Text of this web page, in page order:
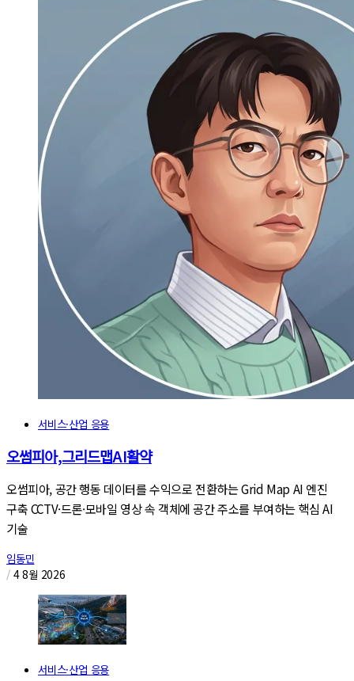
서비스·산업 응용
오썸피아,그리드맵AI활약
오썸피아, 공간 행동 데이터를 수익으로 전환하는 Grid Map AI 엔진
구축 CCTV·드론·모바일 영상 속 객체에 공간 주소를 부여하는 핵심 AI
기술
임동민
/ 4 8월 2026
서비스·산업 응용